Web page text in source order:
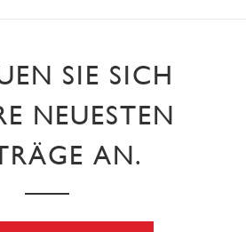
SIE SICH
NEUESTEN
AN.